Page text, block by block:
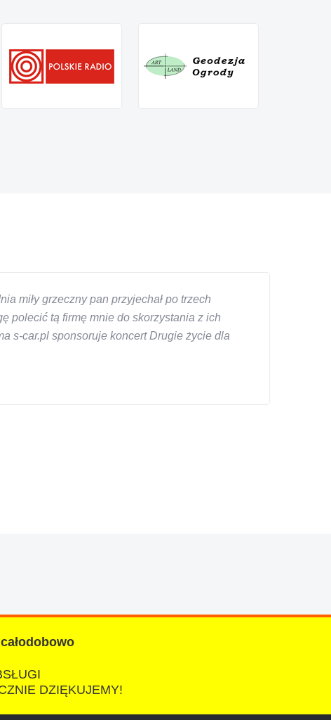
miły grzeczny pan przyjechał po trzech
polecić tą firmę mnie do skorzystania z ich
s-car.pl sponsoruje koncert Drugie życie dla
całodobowo
DZIĘKUJEMY!